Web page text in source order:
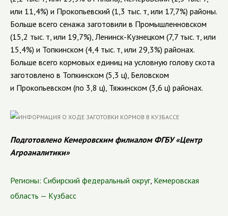
или 11,4%) и Прокопьевский (1,3 тыс. т, или 17,7%) районы.
Больше всего сенажа заготовили в Промышленновском
(15,2 тыс. т, или 19,7%), Ленинск-Кузнецком (7,7 тыс. т, или
15,4%) и Топкинском (4,4 тыс. т, или 29,3%) районах.
Больше всего кормовых единиц на условную голову скота
заготовлено в Топкинском (5,3 ц), Беловском
и Прокопьевском (по 3,8 ц), Тяжинском (3,6 ц) районах.
Подготовлено Кемеровским филиалом ФГБУ «Центр
Агроаналитики»
Регионы: Сибирский федеральный округ, Кемеровская
область — Кузбасс